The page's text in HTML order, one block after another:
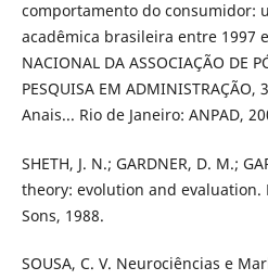
comportamento do consumidor:
acadêmica brasileira entre 1997
NACIONAL DA ASSOCIAÇÃO DE
PESQUISA EM
Anais... Rio de Janeiro: ANPAD,
SHETH, J. N.; GARDNER, D. M.;
theory: evolution and evaluation.
Sons, 1988.
SOUSA, C. V. Neurociências e